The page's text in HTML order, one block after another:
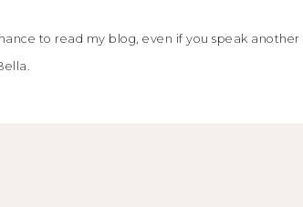
to read my blog, even if you speak another